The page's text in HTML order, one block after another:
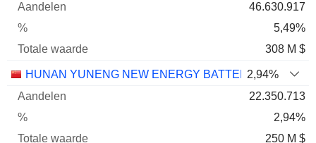
46.630.917
5,49%
308 M $
HUNAN YUNENG NEW ENERGY BATTERY2,94%
22.350.713
2,94%
250 M $